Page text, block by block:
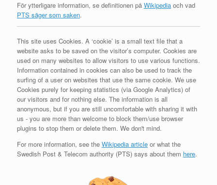
För ytterligare information, se definitionen på Wikipedia och vad
PTS säger som saken.
This site uses Cookies. A ‘cookie’ is a small text file that a
website asks to be saved on the visitor’s computer. Cookies are
used on many websites to allow visitors to use various functions.
Information contained in cookies can also be used to track the
surfing of a user on websites that use the same cookie. We use
Cookies purely for keeping statistics (via Google Analytics) of
our visitors and for nothing else. The information is all
anonymous, but if you are still uncomfortable with sharing it with
us - you are more than welcome to block them/use browser
plugins to stop them or delete them. We don't mind.
For more information, see the Wikipedia article or what the
Swedish Post & Telecom authority (PTS) says about them here.